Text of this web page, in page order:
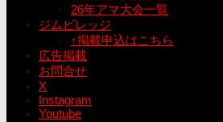
26年アマ大会一覧
ジムビレッジ
↑掲載申込はこちら
広告掲載
お問合せ
X
Instagram
Youtube